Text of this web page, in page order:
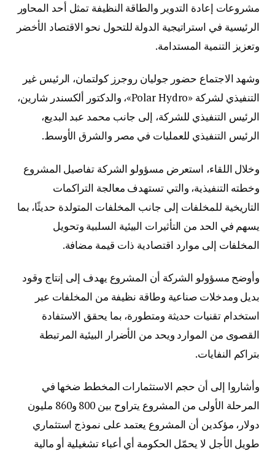
مشروعات إعادة التدوير والطاقة النظيفة تمثل أحد المحاور
الرئيسية في استراتيجية الدولة للتحول نحو الاقتصاد الأخضر
وتعزيز التنمية المستدامة.
وشهد الاجتماع حضور جوليان روجرز كولتمان، الرئيس غير
التنفيذي لشركة «Polar Hydro»، والدكتور ألكسندر شارين،
الرئيس التنفيذي للشركة، إلى جانب محمد عبد البديع،
الرئيس التنفيذي للعمليات في مصر والشرق الأوسط.
وخلال اللقاء، استعرض مسؤولو الشركة تفاصيل المشروع
وخطته التنفيذية، والتي تستهدف معالجة التراكمات
التاريخية للمخلفات إلى جانب المخلفات المتولدة حديثًا، بما
يسهم في الحد من التأثيرات البيئية السلبية وتحويل
المخلفات إلى موارد اقتصادية ذات قيمة مضافة.
وأوضح مسؤولو الشركة أن المشروع يهدف إلى إنتاج وقود
بديل ومدخلات صناعية وطاقة نظيفة من المخلفات عبر
استخدام تقنيات حديثة ومتطورة، بما يحقق الاستفادة
القصوى من الموارد ويحد من الأضرار البيئية المرتبطة
بتراكم النفايات.
وأشاروا إلى أن حجم الاستثمارات المخطط ضخها في
المرحلة الأولى من المشروع يتراوح بين 800 و860 مليون
دولار، مؤكدين أن المشروع يعتمد على نموذج استثماري
طويل الأجل لا يحمّل الحكومة أي أعباء تشغيلية أو مالية